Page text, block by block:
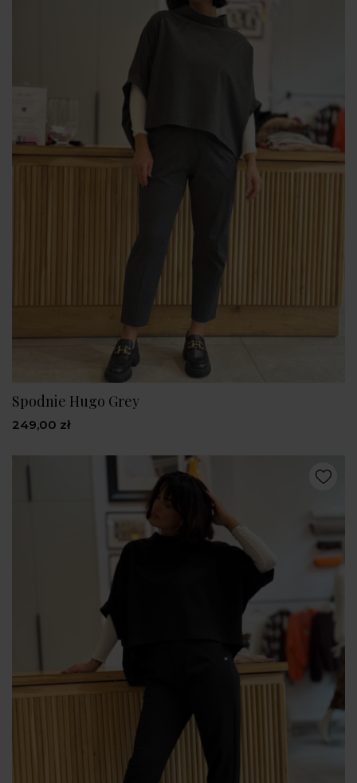
Spodnie Hugo Grey
249,00 zł